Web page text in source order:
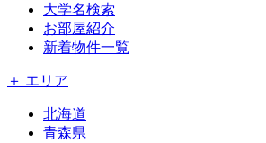
大学名検索
お部屋紹介
新着物件一覧
＋ エリア
北海道
青森県